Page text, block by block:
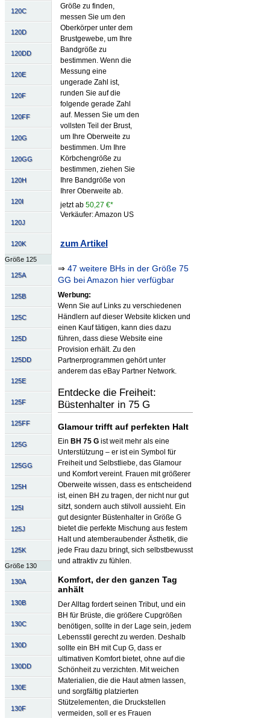
120C
120D
120DD
120E
120F
120FF
120G
120GG
120H
120I
120J
120K
Größe 125
125A
125B
125C
125D
125DD
125E
125F
125FF
125G
125GG
125H
125I
125J
125K
Größe 130
130A
130B
130C
130D
130DD
130E
130F
Größe zu finden,
messen Sie um den
Oberkörper unter dem
Brustgewebe, um Ihre
Bandgröße zu
bestimmen. Wenn die
Messung eine
ungerade Zahl ist,
runden Sie auf die
folgende gerade Zahl
auf. Messen Sie um den
vollsten Teil der Brust,
um Ihre Oberweite zu
bestimmen. Um Ihre
Körbchengröße zu
bestimmen, ziehen Sie
Ihre Bandgröße von
Ihrer Oberweite ab.
jetzt ab 50,27 €*
Verkäufer: Amazon US
zum Artikel
⇒ 47 weitere BHs in der Größe 75
GG bei Amazon hier verfügbar
Werbung:
Wenn Sie auf Links zu verschiedenen
Händlern auf dieser Website klicken und
einen Kauf tätigen, kann dies dazu
führen, dass diese Website eine
Provision erhält. Zu den
Partnerprogrammen gehört unter
anderem das eBay Partner Network.
Entdecke die Freiheit:
Büstenhalter in 75 G
Glamour trifft auf perfekten Halt
Ein BH 75 Gist weit mehr als eine
Unterstützung – er ist ein Symbol für
Freiheit und Selbstliebe, das Glamour
und Komfort vereint. Frauen mit größerer
Oberweite wissen, dass es entscheidend
ist, einen BH zu tragen, der nicht nur gut
sitzt, sondern auch stilvoll aussieht. Ein
gut designter Büstenhalter in Größe G
bietet die perfekte Mischung aus festem
Halt und atemberaubender Ästhetik, die
jede Frau dazu bringt, sich selbstbewusst
und attraktiv zu fühlen.
Komfort, der den ganzen Tag
anhält
Der Alltag fordert seinen Tribut, und ein
BH für Brüste, die größere Cupgrößen
benötigen, sollte in der Lage sein, jedem
Lebensstil gerecht zu werden. Deshalb
sollte ein BH mit Cup G, dass er
ultimativen Komfort bietet, ohne auf die
Schönheit zu verzichten. Mit weichen
Materialien, die die Haut atmen lassen,
und sorgfältig platzierten
Stützelementen, die Druckstellen
vermeiden, soll er es Frauen